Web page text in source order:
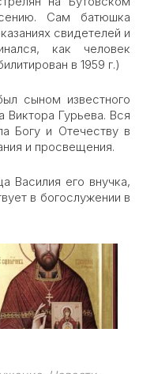
Сам батюшка
свидетелей и
как человек
в 1959 г.)
сыном известного
Виктора Гурьева. Вся
Богу и Отечеству в
и просвещения.
Василия его внучка,
в богослужении в